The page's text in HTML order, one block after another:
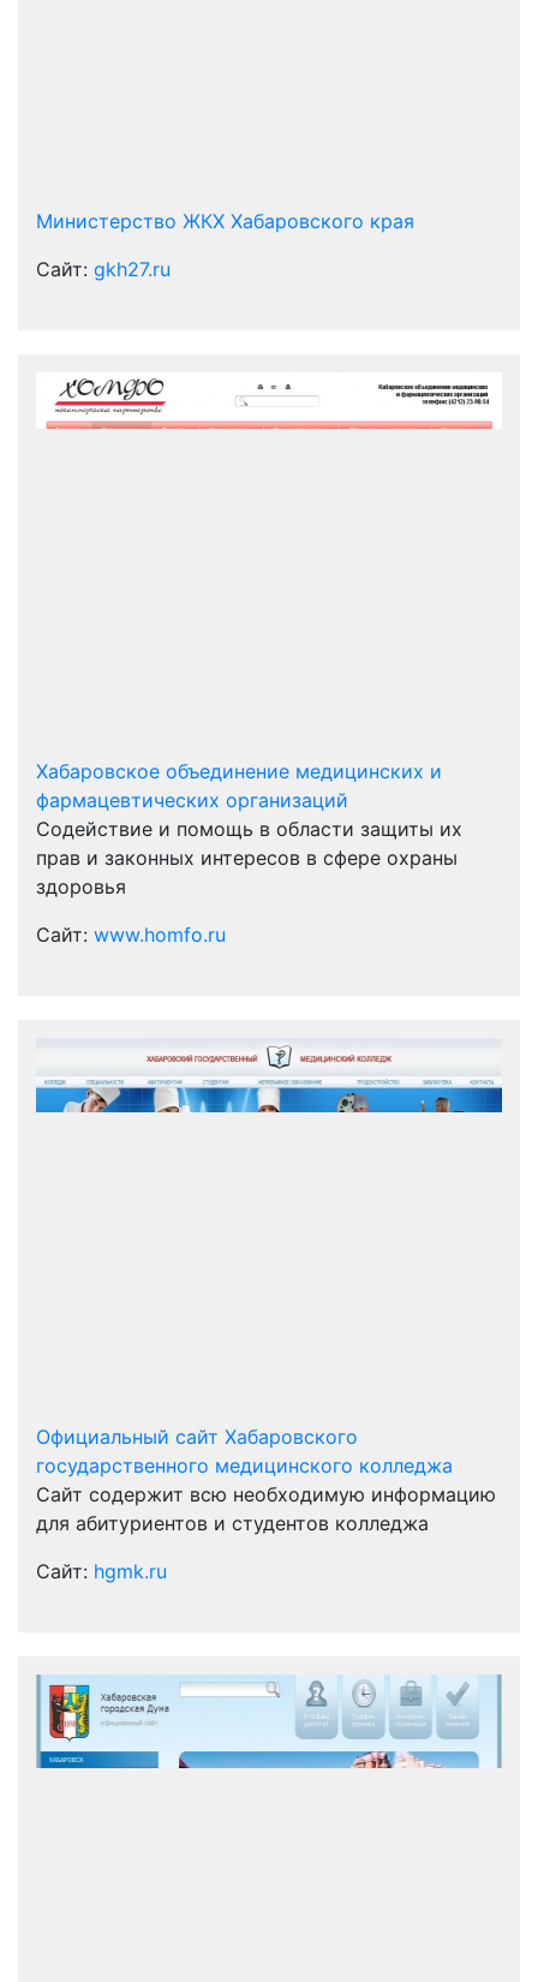
Министерство ЖКХ Хабаровского края
Сайт: gkh27.ru
Хабаровское объединение медицинских и
фармацевтических организаций
Содействие и помощь в области защиты их
прав и законных интересов в сфере охраны
здоровья
Сайт: www.homfo.ru
Официальный сайт Хабаровского
государственного медицинского колледжа
Сайт содержит всю необходимую информацию
для абитуриентов и студентов колледжа
Сайт: hgmk.ru